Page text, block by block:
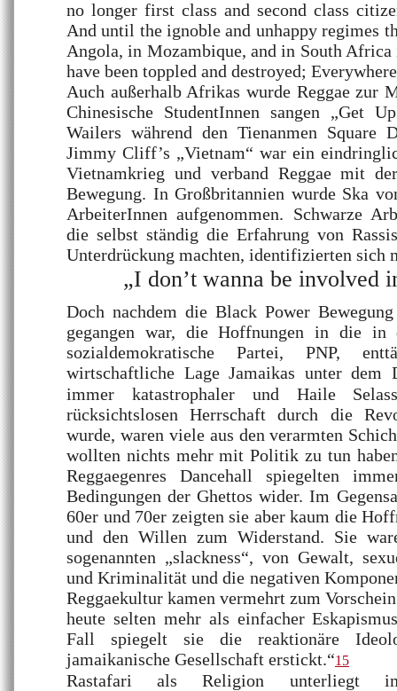
no longer first class and second class
And until the ignoble and unhappy regimes
Angola, in Mozambique, and in South Africa
have been toppled and destroyed;
Auch außerhalb Afrikas wurde Reggae zur
Chinesische StudentInnen sangen „Get
Wailers während den Tienanmen Square
Jimmy Cliff’s „Vietnam“ war ein
Vietnamkrieg und verband Reggae mit
Bewegung. In Großbritannien wurde Ska
ArbeiterInnen aufgenommen. Schwarze
die selbst ständig die Erfahrung von
Unterdrückung machten, identifizierten sich
„I don’t wanna be involved
Doch nachdem die Black Power
gegangen war, die Hoffnungen in die in
sozialdemokratische Partei, PNP,
wirtschaftliche Lage Jamaikas unter dem
immer katastrophaler und Haile
rücksichtslosen Herrschaft durch die
wurde, waren viele aus den verarmten
wollten nichts mehr mit Politik zu tun
Reggaegenres Dancehall spiegelten
Bedingungen der Ghettos wider. Im
60er und 70er zeigten sie aber kaum die
und den Willen zum Widerstand. Sie
sogenannten „slackness“, von Gewalt,
und Kriminalität und die negativen
Reggaekultur kamen vermehrt zum
heute selten mehr als einfacher
Fall spiegelt sie die reaktionäre
jamaikanische Gesellschaft erstickt.“15
Rastafari als Religion unterliegt